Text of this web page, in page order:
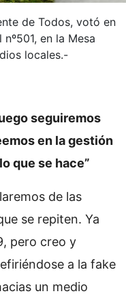
de Todos, votó en
en la Mesa
locales.-
seguiremos
en la gestión
que se hace”
de las
se repiten. Ya
pero creo y
a la fake
un medio